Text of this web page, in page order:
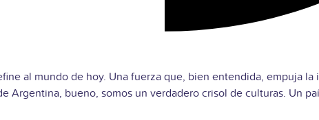
al mundo de hoy. Una fuerza que, bien entendida, empuja
Argentina, bueno, somos un verdadero crisol de culturas. Un